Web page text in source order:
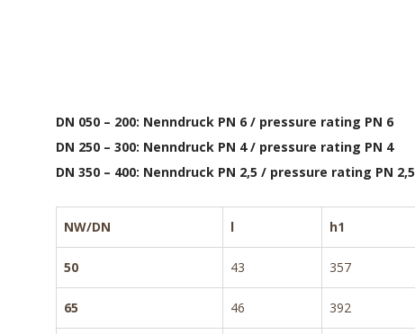
DN 050 – 200: Nenndruck PN 6 / pressure rating PN 6
DN 250 – 300: Nenndruck PN 4 / pressure rating PN 4
DN 350 – 400: Nenndruck PN 2,5 / pressure rating PN 2,5
NW/DN l h1
50 43 357
65 46 392